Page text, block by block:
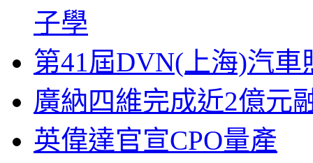
子學
第41屆DVN(上海)汽
廣納四維完成近2億元
英偉達官宣CPO量產